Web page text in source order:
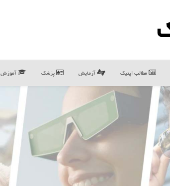
مطالب اپتیك آزمایش پزشک آموزش